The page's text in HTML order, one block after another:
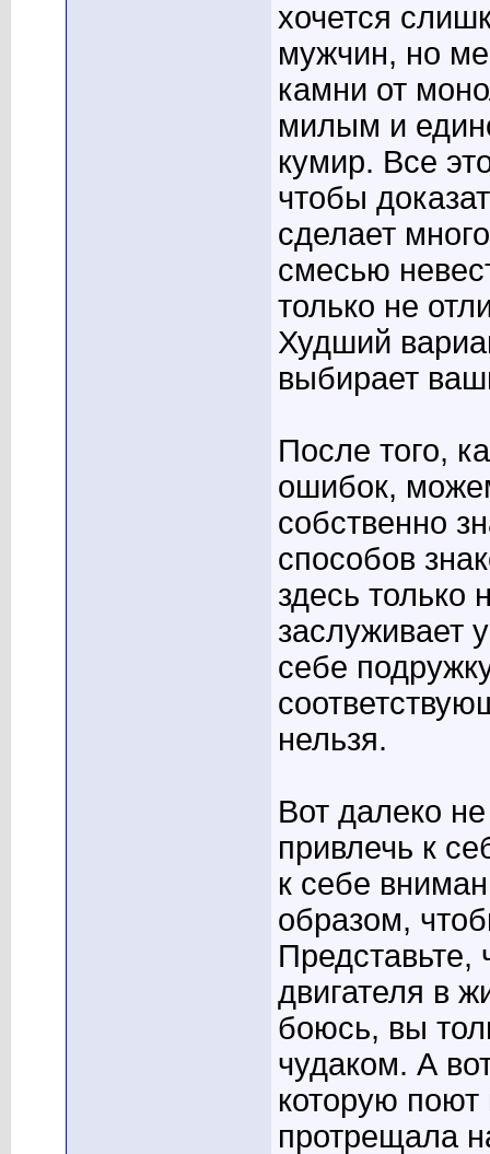
хочется
мужчин, но
камни от
милым и
кумир. Все
чтобы
сделает
смесью
только не
Худший
выбирает
После того,
ошибок,
собственно
способов
здесь
заслуживает
себе
нельзя.
Вот далеко
привлечь к
к себе
образом,
Представьте,
двигателя в
боюсь, вы
чудаком. А
которую поют
протрещала